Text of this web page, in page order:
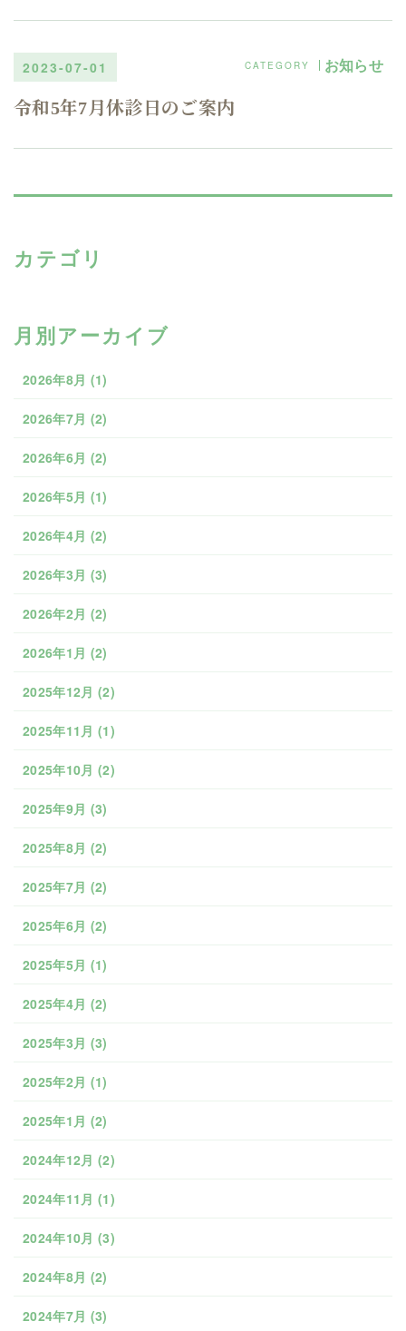
お知らせ
2023-07-01
令和5年7月休診日のご案内
カテゴリ
月別アーカイブ
2026年8月 (1)
2026年7月 (2)
2026年6月 (2)
2026年5月 (1)
2026年4月 (2)
2026年3月 (3)
2026年2月 (2)
2026年1月 (2)
2025年12月 (2)
2025年11月 (1)
2025年10月 (2)
2025年9月 (3)
2025年8月 (2)
2025年7月 (2)
2025年6月 (2)
2025年5月 (1)
2025年4月 (2)
2025年3月 (3)
2025年2月 (1)
2025年1月 (2)
2024年12月 (2)
2024年11月 (1)
2024年10月 (3)
2024年8月 (2)
2024年7月 (3)